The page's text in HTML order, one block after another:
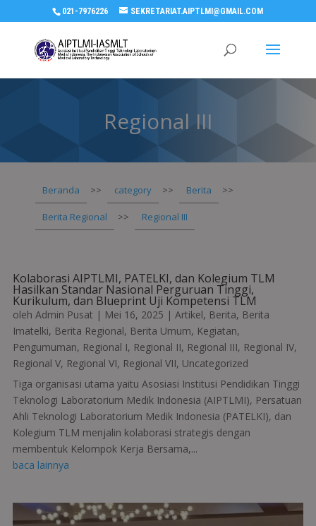
021-7976226 SEKRETARIAT.AIPTLMI@GMAIL.COM
Regional III
Beranda >> category >> Berita >>
Berita Regional >> Regional III
Kolaborasi AIPTLMI, PATELKI, dan Kolegium TLM
Hasilkan Standar Nasional Perguruan Tinggi,
Kurikulum, dan Blueprint Uji Kompetensi TLM
oleh Admin Pusat | Mei 16, 2025 | Artikel, Berita, Berita
Imatelki, Berita Regional, Berita Umum, Kegiatan,
Pengumuman, Regional I, Regional II, Regional III, Regional IV,
Regional V, Regional VI, Regional VII, Uncategorized
Tiga organisasi utama yaitu Asosiasi Institusi Pendidikan Tinggi
Teknologi Laboratorium Medik Indonesia (AIPTLMI), Persatuan
Ahli Teknologi Laboratorium Medik Indonesia (PATELKI), dan
Kolegium TLM menjalin kolaborasi strategis dengan
membentuk Kelompok Kerja Bersama,...
baca lainnya